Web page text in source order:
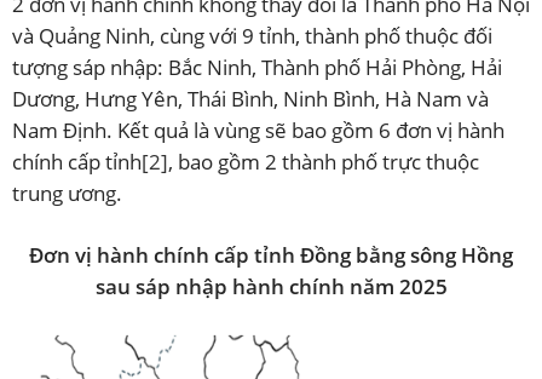
và Quảng Ninh, cùng với 9 tỉnh, thành phố thuộc đối
tượng sáp nhập: Bắc Ninh, Thành phố Hải Phòng, Hải
Dương, Hưng Yên, Thái Bình, Ninh Bình, Hà Nam và
Nam Định. Kết quả là vùng sẽ bao gồm 6 đơn vị hành
chính cấp tỉnh[2], bao gồm 2 thành phố trực thuộc
trung ương.
Đơn vị hành chính cấp tỉnh Đồng bằng sông Hồng
sau sáp nhập hành chính năm 2025